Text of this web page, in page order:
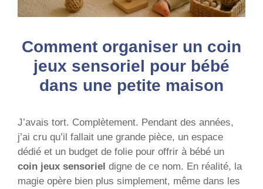
Comment organiser un coin
jeux sensoriel pour bébé
dans une petite maison
J’avais tort. Complètement. Pendant des années,
j’ai cru qu’il fallait une grande pièce, un espace
dédié et un budget de folie pour offrir à bébé un
coin jeux sensoriel digne de ce nom. En réalité, la
magie opère bien plus simplement, même dans les